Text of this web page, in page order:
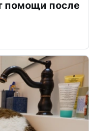
помощи после